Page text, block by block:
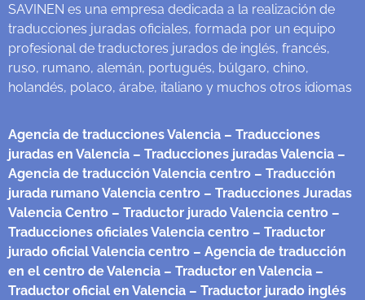
SAVINEN es una empresa dedicada a la realización de
traducciones juradas oficiales, formada por un equipo
profesional de traductores jurados de inglés, francés,
ruso, rumano, alemán, portugués, búlgaro, chino,
holandés, polaco, árabe, italiano y muchos otros idiomas
Agencia de traducciones Valencia – Traducciones
juradas en Valencia – Traducciones juradas Valencia –
Agencia de traducción Valencia centro – Traducción
jurada rumano Valencia centro – Traducciones Juradas
Valencia Centro – Traductor jurado Valencia centro –
Traducciones oficiales Valencia centro – Traductor
jurado oficial Valencia centro – Agencia de traducción
en el centro de Valencia – Traductor en Valencia –
Traductor oficial en Valencia – Traductor jurado inglés